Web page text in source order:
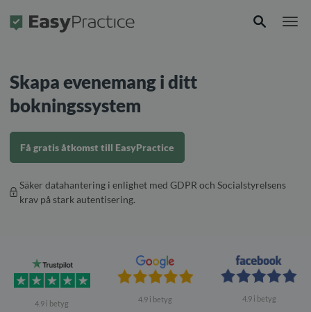
Framsida
Skapa evenemang i ditt
bokningssystem
Få gratis åtkomst till EasyPractice
Säker datahantering i enlighet med GDPR och Socialstyrelsens
krav på stark autentisering.
4.9 i betyg 4.9 i betyg 4.9 i betyg